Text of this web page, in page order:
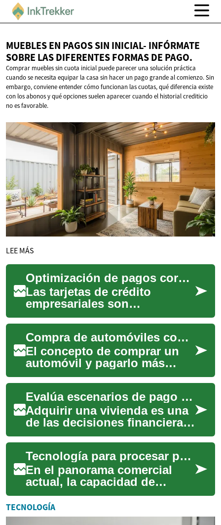
MUEBLES EN PAGOS SIN INICIAL- INFÓRMATE
SOBRE LAS DIFERENTES FORMASDE PAGO.
Comprar muebles sin cuota inicial puede parecer una solución práctica
cuando se necesita equipar la casa sin hacer un pago grande al comienzo. Sin
embargo, conviene entender cómo funcionan las cuotas, qué diferencia existe
con los abonos y qué opciones suelen aparecer cuando el historial crediticio
no es favorable.
LEE MÁS
Optimización de pagos corporativos
Las tarjetas de crédito
empresariales son
herramientas financieras
fundamentales que permiten
a las empresas gestiona... Compra de automóviles con pago diferido
El concepto de comprar un
automóvil y pagarlo más
tarde se ha convertido en una
opción cada vez más atractiva
para mu...
Evalúa escenarios de pago para tu futura vivienda
Adquirir una vivienda es una
de las decisiones financieras
más significativas en la vida
de muchas personas. Implica
...
Tecnología para procesar pagos de forma eficiente
En el panorama comercial
actual, la capacidad de
procesar pagos de manera
rápida y segura es
fundamental para el éxit...
TECNOLOGÍA